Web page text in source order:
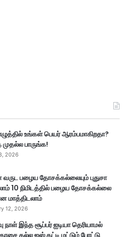
உங்கள் பெயர் ஆரம்பமாகிறதா?
பாருங்க!
2026
பழைய தோசக்கல்லையும் புதுசா
10 நிமிடத்தில் பழைய தோசக்கல்லை
மாத்திடலாம்
12, 2026
இந்த சூப்பர் ஐடியா தெரியாமல்
கல்ல ஐஸ் கட்டி மட்டும் போட்டு